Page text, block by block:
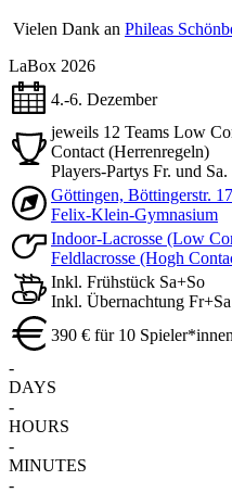
Vielen Dank an Phileas
LaBox 2026
4.-6. Dezember
jeweils 12 Teams Low
Contact (Herrenregeln)
Players-Partys Fr. und Sa.
Göttingen, Böttingerstr. 17
Felix-Klein-Gymnasium
Indoor-Lacrosse (Low
Feldlacrosse (Hogh
Inkl. Frühstück Sa+So
Inkl. Übernachtung Fr+Sa
390 € für 10
-
DAYS
-
HOURS
-
MINUTES
-